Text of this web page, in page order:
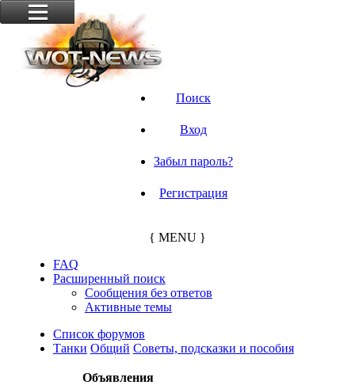
Поиск
Вход
Забыл пароль?
Регистрация
{ MENU }
FAQ
Расширенный поиск
Сообщения без ответов
Активные темы
Список форумов
Танки Общий Советы, подсказки и пособия
Объявления